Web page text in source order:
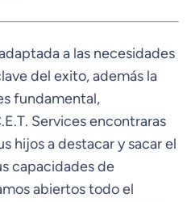
a las necesidades
del exito, además la
fundamental,
Services encontraras
hijos a destacar y sacar el
capacidades de
abiertos todo el